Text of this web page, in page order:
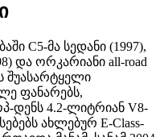
C5-მა სედანი (1997),
და ორკარიანი all-road
შუასარტყელი
ფანარებს,
დენს 4.2-ლიტრიან V8-
ახლებურ E-Class-